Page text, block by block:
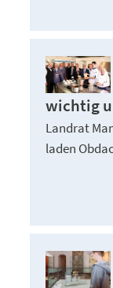
wichtig
Landrat
laden